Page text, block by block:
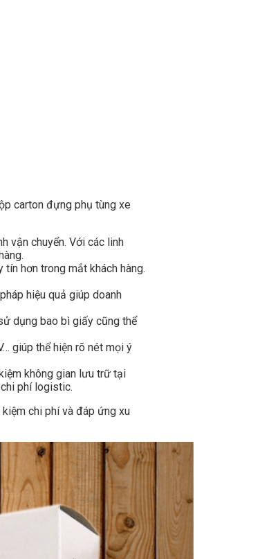
carton đựng phụ tùng xe
vận chuyển. Với các linh
hơn trong mắt khách hàng.
hiệu quả giúp doanh
dụng bao bì giấy cũng thể
giúp thể hiện rõ nét mọi ý
không gian lưu trữ tại
phí logistic.
chi phí và đáp ứng xu